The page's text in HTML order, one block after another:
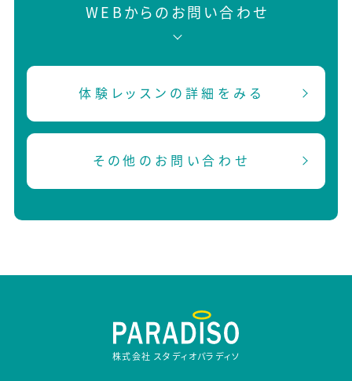
WEBからのお問い合わせ
体験レッスンの詳細をみる
その他のお問い合わせ
株式会社 スタディオパラディソ